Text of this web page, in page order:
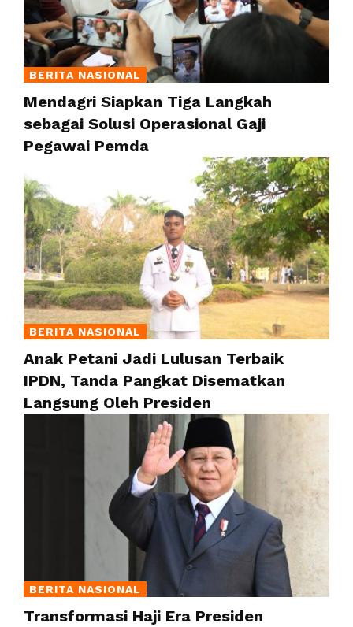
BERITA NASIONAL
Mendagri Siapkan Tiga Langkah
sebagai Solusi Operasional Gaji
Pegawai Pemda
BERITA NASIONAL
Anak Petani Jadi Lulusan Terbaik
IPDN, Tanda Pangkat Disematkan
Langsung Oleh Presiden
BERITA NASIONAL
Transformasi Haji Era Presiden